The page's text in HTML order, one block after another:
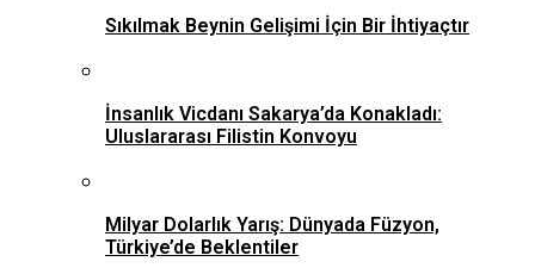
Sıkılmak Beynin Gelişimi İçin Bir İhtiyaçtır
İnsanlık Vicdanı Sakarya’da Konakladı:
Uluslararası Filistin Konvoyu
Milyar Dolarlık Yarış: Dünyada Füzyon,
Türkiye’de Beklentiler